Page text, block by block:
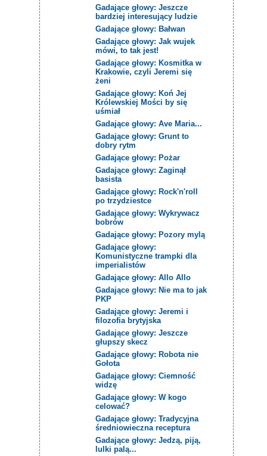
Gadające głowy: Jeszcze
bardziej interesujący ludzie
Gadające głowy: Bałwan
Gadające głowy: Jak wujek
mówi, to tak jest!
Gadające głowy: Kosmitka w
Krakowie, czyli Jeremi się
żeni
Gadające głowy: Koń Jej
Królewskiej Mości by się
uśmiał
Gadające głowy: Ave Maria...
Gadające głowy: Grunt to
dobry rytm
Gadające głowy: Pożar
Gadające głowy: Zaginął
basista
Gadające głowy: Rock'n'roll
po trzydziestce
Gadające głowy: Wykrywacz
bobrów
Gadające głowy: Pozory mylą
Gadające głowy:
Komunistyczne trampki dla
imperialistów
Gadające głowy: Allo Allo
Gadające głowy: Nie ma to jak
PKP
Gadające głowy: Jeremi i
filozofia brytyjska
Gadające głowy: Jeszcze
głupszy skecz
Gadające głowy: Robota nie
Gołota
Gadające głowy: Ciemność
widzę
Gadające głowy: W kogo
celować?
Gadające głowy: Tradycyjna
średniowieczna receptura
Gadające głowy: Jedzą, piją,
lulki palą...